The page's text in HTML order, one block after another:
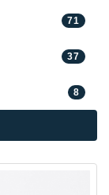
71
37
8